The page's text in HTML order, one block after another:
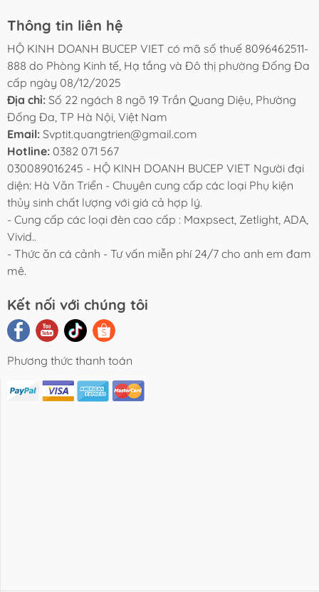
Viết Chia
Video Review
Thông tin liên hệ
HỘ KINH DOANH BUCEP VIET có mã số thuế 8096462511-
888 do Phòng Kinh tế, Hạ tầng và Đô thị phường Đống Đa
cấp ngày 08/12/2025
Địa chỉ: Số 22 ngách 8 ngõ 19 Trần Quang Diệu, Phường
Đống Đa, TP Hà Nội, Việt Nam
Email: Svptit.quangtrien@gmail.com
Hotline: 0382 071 567
030089016245 - HỘ KINH DOANH BUCEP VIET Người đại
diện: Hà Văn Triển - Chuyên cung cấp các loại Phụ kiện
thủy sinh chất lượng với giá cả hợp lý.
- Cung cấp các loại đèn cao cấp : Maxpsect, Zetlight, ADA,
Vivid..
- Thức ăn cá cảnh - Tư vấn miễn phí 24/7 cho anh em đam
mê.
Kết nối với chúng tôi
Phương thức thanh toán